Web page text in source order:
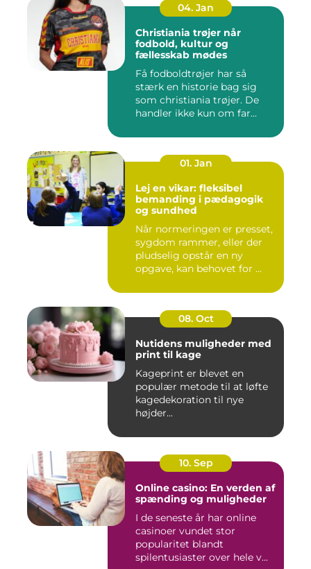
04. Jan
Christiania trøjer når
fodbold, kultur og
fællesskab mødes
Få fodboldtrøjer har så
stærk en historie bag sig
som christiania trøjer. De
handler ikke kun om far...
01. Jan
Lej en vikar: fleksibel
bemanding i pædagogik
og sundhed
Når normeringen er presset,
sygdom rammer, eller der
pludselig opstår en ny
opgave, kan behovet for ...
08. Oct
Nutidens muligheder med
print til kage
Kageprint er blevet en
populær metode til at løfte
kagedekoration til nye
højder...
10. Sep
Online casino: En verden af
spænding og muligheder
I de seneste år har online
casinoer vundet stor
popularitet blandt
spilentusiaster over hele v...